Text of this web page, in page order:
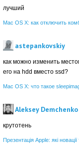
лучший
Mac OS X: как отключить
astepankovskiy
как можно изменить
его на hdd вместо ssd?
Mac OS X: что такое
Aleksey Demchenko
крутотень
Презентація Apple: які